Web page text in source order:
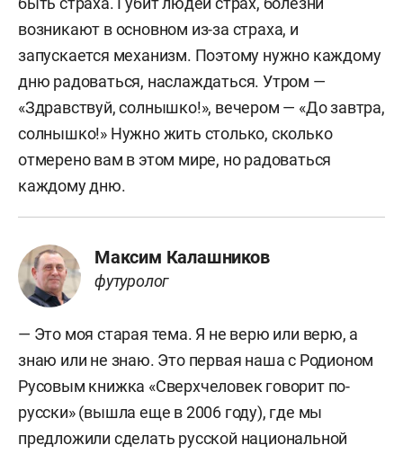
возникают в основном из-за страха, и
запускается механизм. Поэтому нужно каждому
дню радоваться, наслаждаться. Утром —
«Здравствуй, солнышко!», вечером — «До завтра,
солнышко!» Нужно жить столько, сколько
отмерено вам в этом мире, но радоваться
каждому дню.
Максим Калашников
футуролог
— Это моя старая тема. Я не верю или верю, а
знаю или не знаю. Это первая наша с Родионом
Русовым книжка «Сверхчеловек говорит по-
русски» (вышла еще в 2006 году), где мы
предложили сделать русской национальной